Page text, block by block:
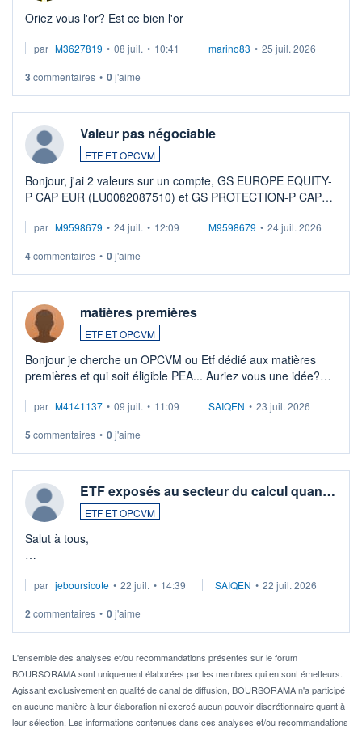
Oriez vous l'or? Est ce bien l'or
par M3627819 • 08 juil. • 10:41 marino83 • 25 juil. 2026
3 commentaires • 0j'aime
Valeur pas négociable
ETF ET OPCVM
Bonjour, j'ai 2 valeurs sur un compte, GS EUROPE EQUITY-
P CAP EUR (LU0082087510) et GS PROTECTION-P CAP
veux procéder à la vente, on me signale ...
par M9598679 • 24 juil. • 12:09 M9598679 • 24 juil. 2026
4commentaires • 0j'aime
matières premières
ETF ET OPCVM
Bonjour je cherche un OPCVM ou Etf dédié aux matières
premières et qui soit éligible PEA... Auriez vous une idée?
par M4141137 • 09 juil. • 11:09 SAIQEN • 23 juil. 2026
5 commentaires • 0j'aime
ETF exposés au secteur du calcul quan…
ETF ET OPCVM
Salut à tous,
via un ETF plutôt que des actions individuelles.
Idéalement, je voudrais qu'il soit éligible au PEA.
Pour l' ...
par jeboursicote • 22 juil. • 14:39 SAIQEN • 22 juil. 2026
2 commentaires • 0j'aime
L'ensemble des analyses et/ou recommandations présentes sur le forum
BOURSORAMA sont uniquement élaborées par les membres qui en sont émetteurs.
Agissant exclusivement en qualité de canal de diffusion, BOURSORAMA n'a participé
en aucune manière à leur élaboration ni exercé aucun pouvoir discrétionnaire quant à
leur sélection. Les informations contenues dans ces analyses et/ou recommandations